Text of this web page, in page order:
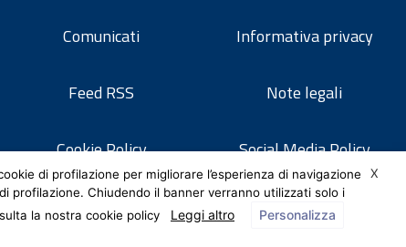
Comunicati
Feed RSS
Cookie Policy
Informativa privacy
Note legali
Social Media Policy
X
di profilazione per migliorare l’esperienza di navigazione
profilazione. Chiudendo il banner verranno utilizzati solo i
la nostra cookie policy
Leggi altro Personalizza